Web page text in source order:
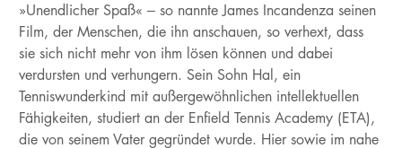
»Unendlicher Spaß« – so nannte James Incandenza seinen
Film, der Menschen, die ihn anschauen, so verhext, dass
sie sich nicht mehr von ihm lösen können und dabei
verdursten und verhungern. Sein Sohn Hal, ein
Tenniswunderkind mit außergewöhnlichen intellektuellen
Fähigkeiten, studiert an der Enfield Tennis Academy (ETA),
die von seinem Vater gegründet wurde. Hier sowie im nahe